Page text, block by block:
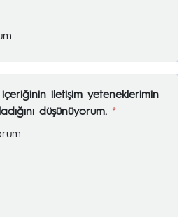
iletişim yeteneklerimin
düşünüyorum. *